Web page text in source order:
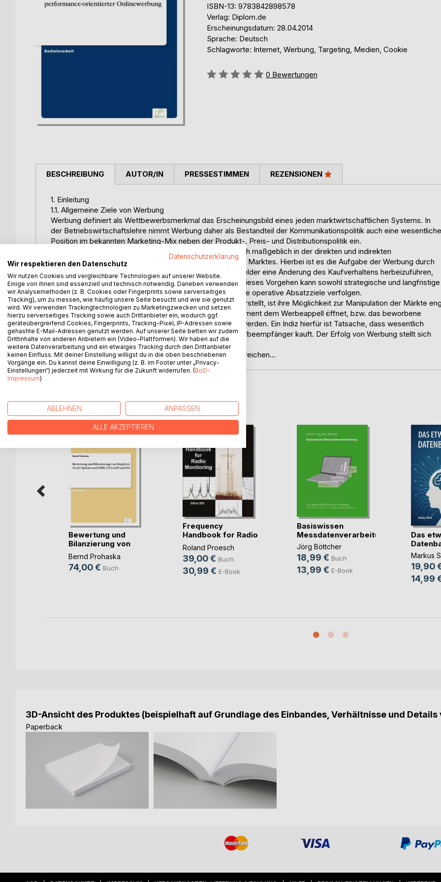
ISBN-13: 9783842898578
Verlag: Diplom.de
Erscheinungsdatum: 28.04.2014
Sprache: Deutsch
Schlagworte: Internet, Werbung, Targeting, Medien, Cookie
Bewertung::
0 Bewertungen
BESCHREIBUNG
1. Einleitung
1.1. Allgemeine Ziele von Werbung
Werbung definiert als Wettbewerbsmerkmal das Erscheinungsbild eines jeden marktwirtschaftlichen Systems. In
der Betriebswirtschaftslehre nimmt Werbung daher als Bestandteil der Kommunikationspolitik auch eine wesentliche
Position im bekannten Marketing-Mix neben der Produkt-, Preis- und Distributionspolitik ein.
Die Zielsetzung der Werbekommunikation manifestiert sich maßgeblich in der direkten und indirekten
Meinungsbildung und Beeinflussung der Adressaten eines Marktes. Hierbei ist es die Aufgabe der Werbung durch
Einstellungsänderungen von Individuen oder sozialer Umfelder eine Änderung des Kaufverhaltens herbeizuführen,
welches einen umsatzrelevanten Effekt nach sich zieht. Dieses Vorgehen kann sowohl strategische und langfristige
Zielsetzungen, wie z.B. Markenpflege, als auch kurzfristige operative Absatzziele verfolgen.
Da Werbung eine zwangsfreie Form der Beeinflussung darstellt, ist ihre Möglichkeit zur Manipulation der Märkte
begrenzt. Die endgültige Entscheidung, ob sich ein Konsument dem Werbeappell öffnet, bzw. das beworbene
Produkt erwirbt, kann nur bedingt von außen beeinflusst werden. Ein Indiz hierfür ist Tatsache, dass wesentlich
mehr Produkte beworben werden, als ein individueller Werbeempfänger kauft. Der Erfolg von Werbung stellt sich
somit erst als Summe individueller Ansprache ein.
Ziel von Werbung ist es daher die Personengruppen zu erreichen...
AUTOR/IN PRESSESTIMMEN REZENSIONEN
WEITERE TITEL BEIBoD
Bewertung und
Bilanzierung von
Emp(...)
Bernd Prohaska
74,00 € Buch
Frequency
Handbook for Radio
Monit(...)
Roland Proesch
39,00 € Buch
30,99 € E-Book
Basiswissen
Messdatenverarbeitung
Jörg Böttcher
18,99 € Buch
13,99 € E-Book
Das
Markus
19,90
14,99
3D-Ansicht des Produktes (beispielhaft auf Grundlage des Einbandes, Verhältnisse und
Paperback
Datenschutzerklärung
Wir respektieren den Datenschutz
Wir nutzen Cookies und vergleichbare Technologien auf unserer Website.
Einige von ihnen sind essenziell und technisch notwendig. Daneben verwenden
wir Analysemethoden (z. B. Cookies oder Fingerprints sowie serverseitiges
Tracking), um zu messen, wie häufig unsere Seite besucht und wie sie genutzt
wird. Wir verwenden Trackingtechnologien zu Marketingzwecken und setzen
hierzu serverseitiges Tracking sowie auch Drittanbieter ein, wodurch ggf.
geräteübergreifend Cookies, Fingerprints, Tracking-Pixel, IP-Adressen sowie
gehashte E-Mail-Adressen genutzt werden. Auf unserer Seite betten wir zudem
Drittinhalte von anderen Anbietern ein (Video-Plattformen). Wir haben auf die
weitere Datenverarbeitung und ein etwaiges Tracking durch den Drittanbieter
keinen Einfluss. Mit deiner Einstellung willigst du in die oben beschriebenen
Vorgänge ein. Du kannst deine Einwilligung (z. B. im Footer unter „Privacy-
Einstellungen“) jederzeit mit Wirkung für die Zukunft widerrufen. (BoD-
Impressum)
ABLEHNEN ANPASSEN
ALLE AKZEPTIEREN